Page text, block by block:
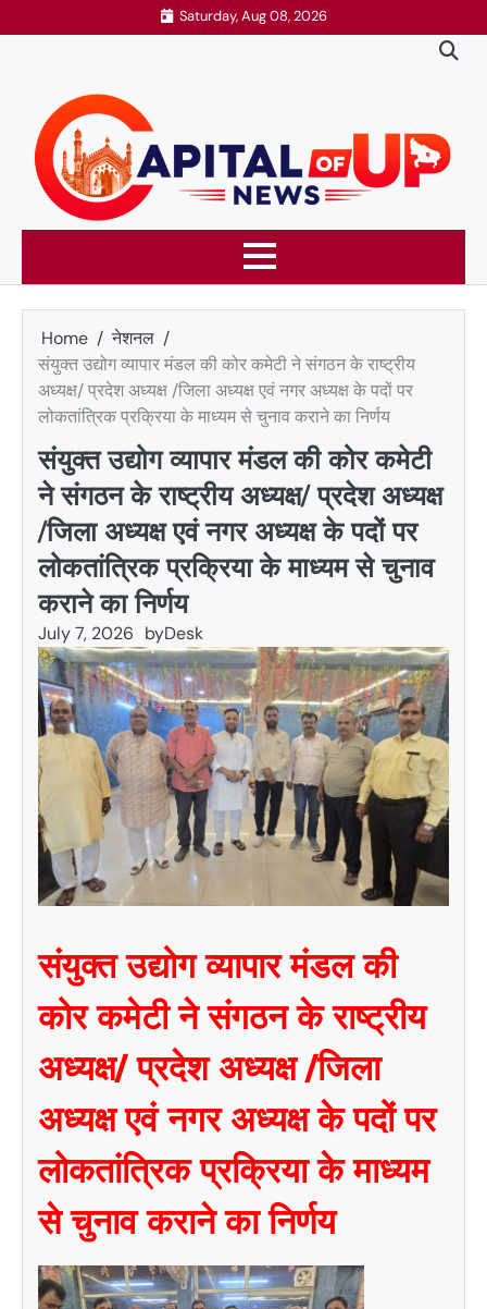
to
Saturday, Aug 08, 2026
Home
नेशनल
संयुक्त उद्योग व्यापार मंडल की कोर कमेटी ने संगठन के राष्ट्रीय
अध्यक्ष/ प्रदेश अध्यक्ष /जिला अध्यक्ष एवं नगर अध्यक्ष के पदों पर
लोकतांत्रिक प्रक्रिया के माध्यम से चुनाव कराने का निर्णय
संयुक्त उद्योग व्यापार मंडल की कोर कमेटी
ने संगठन के राष्ट्रीय अध्यक्ष/ प्रदेश अध्यक्ष
/जिला अध्यक्ष एवं नगर अध्यक्ष के पदों पर
लोकतांत्रिक प्रक्रिया के माध्यम से चुनाव
कराने का निर्णय
July 7, 2026 byDesk
संयुक्त उद्योग व्यापार मंडल की
कोर कमेटी ने संगठन के राष्ट्रीय
अध्यक्ष/ प्रदेश अध्यक्ष /जिला
अध्यक्ष एवं नगर अध्यक्ष के पदों पर
लोकतांत्रिक प्रक्रिया के माध्यम
से चुनाव कराने का निर्णय